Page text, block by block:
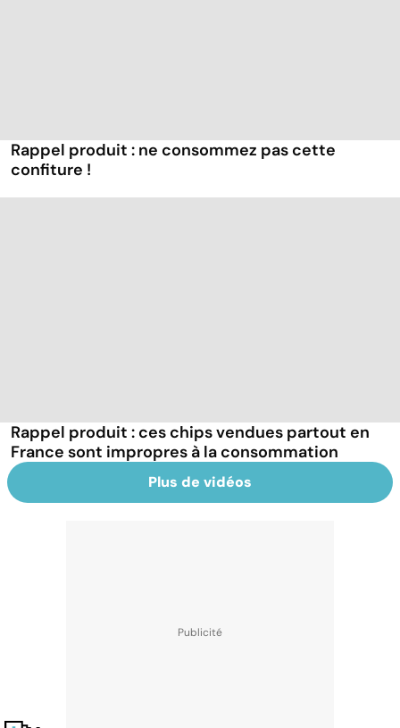
Rappel produit : ne consommez pas cette
confiture !
Rappel produit : ces chips vendues partout en
France sont impropres à la consommation
Plus de vidéos